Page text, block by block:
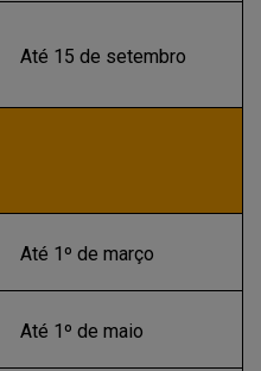
Até 15 de setembro
Até 1º de março
Até 1º de maio